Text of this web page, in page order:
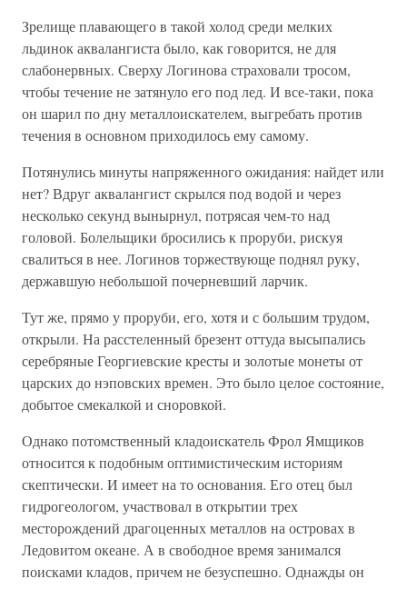
Зрелище плавающего в такой холод среди мелких
льдинок аквалангиста было, как говорится, не для
слабонервных. Сверху Логинова страховали тросом,
чтобы течение не затянуло его под лед. И все-таки, пока
он шарил по дну металлоискателем, выгребать против
течения в основном приходилось ему самому.
Потянулись минуты напряженного ожидания: найдет или
нет? Вдруг аквалангист скрылся под водой и через
несколько секунд вынырнул, потрясая чем-то над
головой. Болельщики бросились к проруби, рискуя
свалиться в нее. Логинов торжествующе поднял руку,
державшую небольшой почерневший ларчик.
Тут же, прямо у проруби, его, хотя и с большим трудом,
открыли. На расстеленный брезент оттуда высыпались
серебряные Георгиевские кресты и золотые монеты от
царских до нэповских времен. Это было целое состояние,
добытое смекалкой и сноровкой.
Однако потомственный кладоискатель Фрол Ямщиков
относится к подобным оптимистическим историям
скептически. И имеет на то основания. Его отец был
гидрогеологом, участвовал в открытии трех
месторождений драгоценных металлов на островах в
Ледовитом океане. А в свободное время занимался
поисками кладов, причем не безуспешно. Однажды он